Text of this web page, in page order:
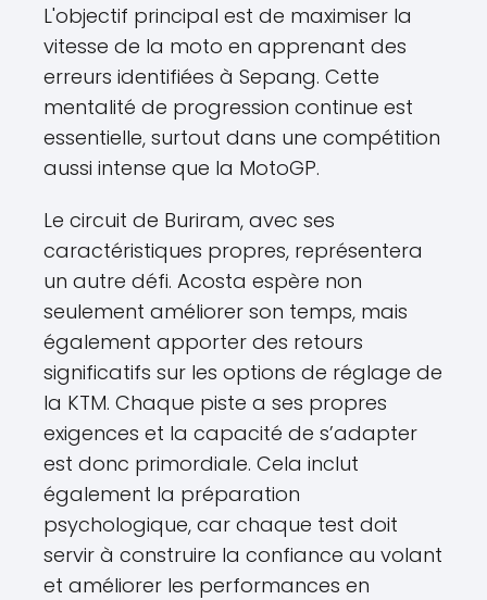
L'objectif principal est de maximiser la
vitesse de la moto en apprenant des
erreurs identifiées à Sepang. Cette
mentalité de progression continue est
essentielle, surtout dans une compétition
aussi intense que la MotoGP.
Le circuit de Buriram, avec ses
caractéristiques propres, représentera
un autre défi. Acosta espère non
seulement améliorer son temps, mais
également apporter des retours
significatifs sur les options de réglage de
la KTM. Chaque piste a ses propres
exigences et la capacité de s’adapter
est donc primordiale. Cela inclut
également la préparation
psychologique, car chaque test doit
servir à construire la confiance au volant
et améliorer les performances en